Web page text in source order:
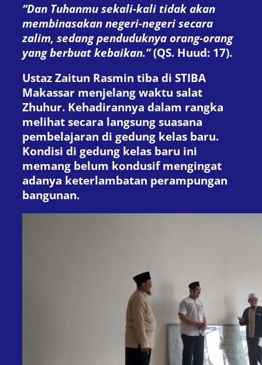
“Dan Tuhanmu sekali-kali tidak akan
membinasakan negeri-negeri secara
zalim, sedang penduduknya orang-orang
yang berbuat kebaikan.”(QS. Huud: 17).
Ustaz Zaitun Rasmin tiba di STIBA
Makassar menjelang waktu salat
Zhuhur. Kehadirannya dalam rangka
melihat secara langsung suasana
pembelajaran di gedung kelas baru.
Kondisi di gedung kelas baru ini
memang belum kondusif mengingat
adanya keterlambatan perampungan
bangunan.